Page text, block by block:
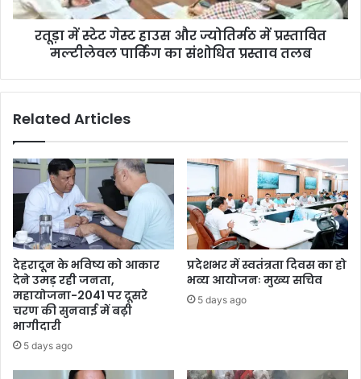
रतूड़ा में स्टेट गेस्ट हाउस और ज्योतिर्मठ में प्रस्तावित
मल्टीलेवल पार्किंग का संशोधित प्रस्ताव तलब
Related Articles
देहरादून के भविष्य को आकार
देने उमड़ रही जनता,
महायोजना-2041 पर दूसरे
चरण की सुनवाई में बढ़ी
भागीदारी
5 days ago
प्रदेशभर में स्वतंत्रता दिवस का हो
भव्य आयोजनः मुख्य सचिव
5 days ago